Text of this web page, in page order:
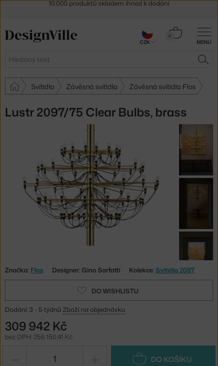
MENU
Hledat
0
Košík
Svítidla Závěsná svítidla Závěsná svítidla Flos
Lustr 2097/75 Clear Bulbs, brass
Značka: Flos Designer: Gino Sarfatti Kolekce: Svítidla 2097
DO WISHLISTU
Dodání: 3 - 5 týdnů Zboží na objednávku
309 942 Kč
bez DPH: 256 150,41 Kč
DO KOŠÍKU
30 dní na vrácení zboží
CZK